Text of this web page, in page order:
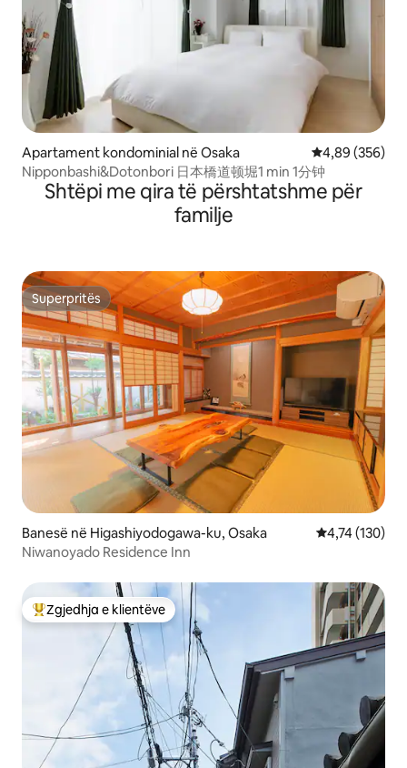
Apartament kondominial në Osaka Vlerësimi
4,89 (356)
Nipponbashi&Dotonbori 日本橋道顿堀1 min 1分钟
Shtëpi me qira të përshtatshme për
familje
Superpritës
Superpritës
Banesë në Higashiyodogawa-ku, Osaka Vlerësimi
4,74 (130)
Niwanoyado Residence Inn
Më të mirat e zgjedhjeve të klientëve
Zgjedhja e klientëve